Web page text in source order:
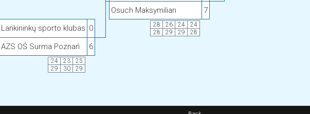
Osuch Maksymilian
7
Lankininkų sporto klubas 0 28 26 24
24
28
29 29 28
AZS OŚ Surma Poznań 6
24 23
25
29
30 29